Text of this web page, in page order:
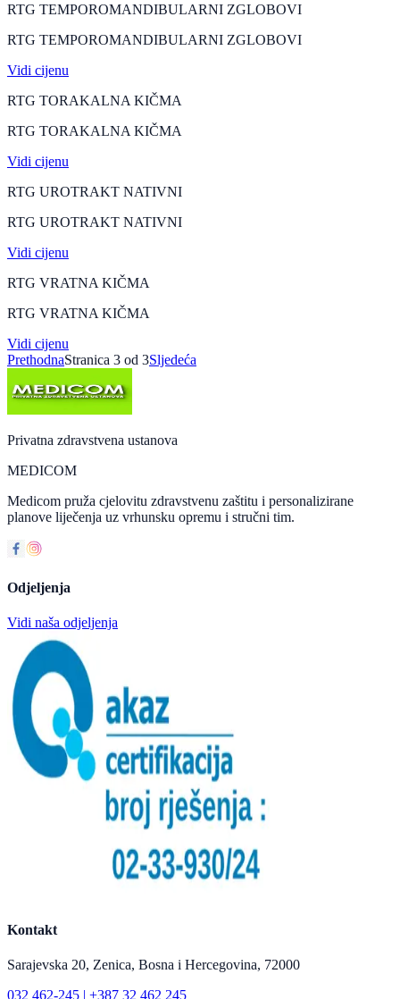
RTG TEMPOROMANDIBULARNI ZGLOBOVI
RTG TEMPOROMANDIBULARNI ZGLOBOVI
Vidi cijenu
RTG TORAKALNA KIČMA
RTG TORAKALNA KIČMA
Vidi cijenu
RTG UROTRAKT NATIVNI
RTG UROTRAKT NATIVNI
Vidi cijenu
RTG VRATNA KIČMA
RTG VRATNA KIČMA
Vidi cijenu
PrethodnaStranica 3 od 3Sljedeća
Privatna zdravstvena ustanova
MEDICOM
Medicom pruža cjelovitu zdravstvenu zaštitu i personalizirane
planove liječenja uz vrhunsku opremu i stručni tim.
Odjeljenja
Vidi naša odjeljenja
Kontakt
Sarajevska 20, Zenica, Bosna i Hercegovina, 72000
032 462-245 | +387 32 462 245